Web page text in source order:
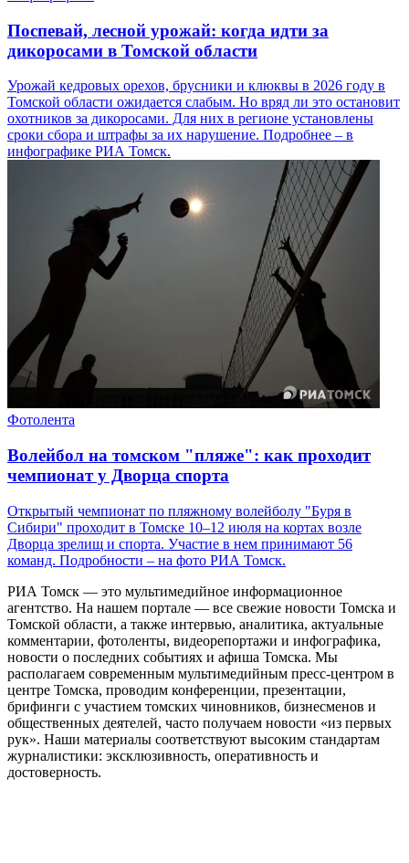
Поспевай, лесной урожай: когда идти за
дикоросами в Томской области
Урожай кедровых орехов, брусники и клюквы в 2026 году в
Томской области ожидается слабым. Но вряд ли это остановит
охотников за дикоросами. Для них в регионе установлены
сроки сбора и штрафы за их нарушение. Подробнее – в
инфографике РИА Томск.
Фотолента
Волейбол на томском "пляже": как проходит
чемпионат у Дворца спорта
Открытый чемпионат по пляжному волейболу "Буря в
Сибири" проходит в Томске 10–12 июля на кортах возле
Дворца зрелищ и спорта. Участие в нем принимают 56
команд. Подробности – на фото РИА Томск.
РИА Томск — это мультимедийное информационное
агентство. На нашем портале — все свежие новости Томска и
Томской области, а также интервью, аналитика, актуальные
комментарии, фотоленты, видеорепортажи и инфографика,
новости о последних событиях и афиша Томска. Мы
располагаем современным мультимедийным пресс-центром в
центре Томска, проводим конференции, презентации,
брифинги с участием томских чиновников, бизнесменов и
общественных деятелей, часто получаем новости «из первых
рук». Наши материалы соответствуют высоким стандартам
журналистики: эксклюзивность, оперативность и
достоверность.